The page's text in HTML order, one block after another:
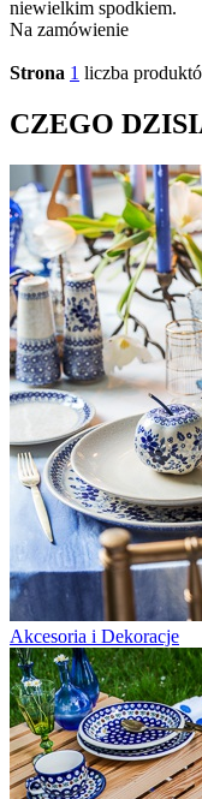
niewielkim spodkiem.
Na zamówienie
Strona 1 liczba
CZEGO
Akcesoria i Dekoracje